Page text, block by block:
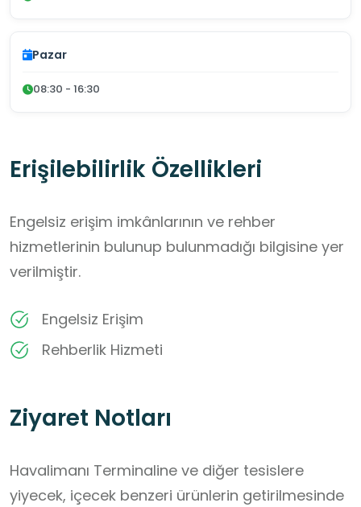
Pazar
08:30 - 16:30
Erişilebilirlik Özellikleri
Engelsiz erişim imkânlarının ve rehber
hizmetlerinin bulunup bulunmadığı bilgisine yer
verilmiştir.
Engelsiz Erişim
Rehberlik Hizmeti
Ziyaret Notları
Havalimanı Terminaline ve diğer tesislere
yiyecek, içecek benzeri ürünlerin getirilmesinde